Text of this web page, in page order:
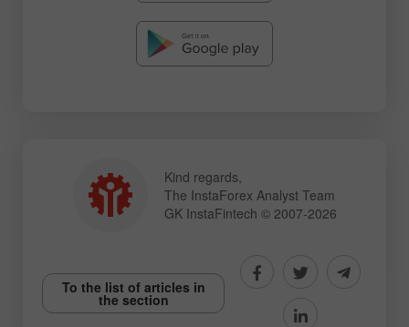
Kind regards,
The InstaForex Analyst Team
GK InstaFintech © 2007-2026
To the list of articles in
the section